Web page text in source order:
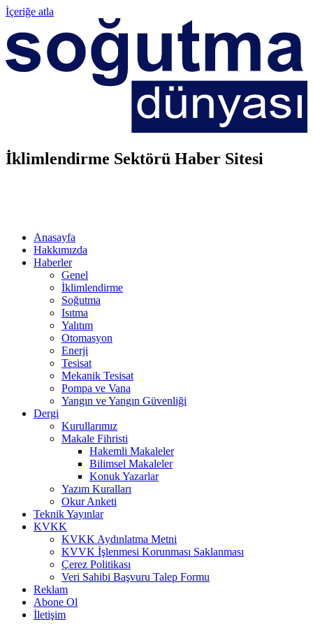
İçeriğe atla
İklimlendirme Sektörü Haber Sitesi
Anasayfa
Hakkımızda
Haberler
Genel
İklimlendirme
Soğutma
Isıtma
Yalıtım
Otomasyon
Enerji
Tesisat
Mekanik Tesisat
Pompa ve Vana
Yangın ve Yangın Güvenliği
Dergi
Kurullarımız
Makale Fihristi
Hakemli Makaleler
Bilimsel Makaleler
Konuk Yazarlar
Yazım Kuralları
Okur Anketi
Teknik Yayınlar
KVKK
KVKK Aydınlatma Metni
KVVK İşlenmesi Korunması Saklanması
Çerez Politikası
Veri Sahibi Başvuru Talep Formu
Reklam
Abone Ol
İletişim